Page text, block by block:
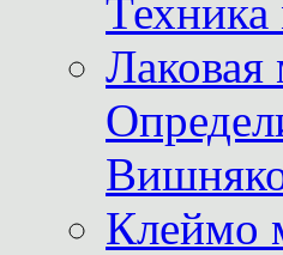
Лаковая
Клеймо